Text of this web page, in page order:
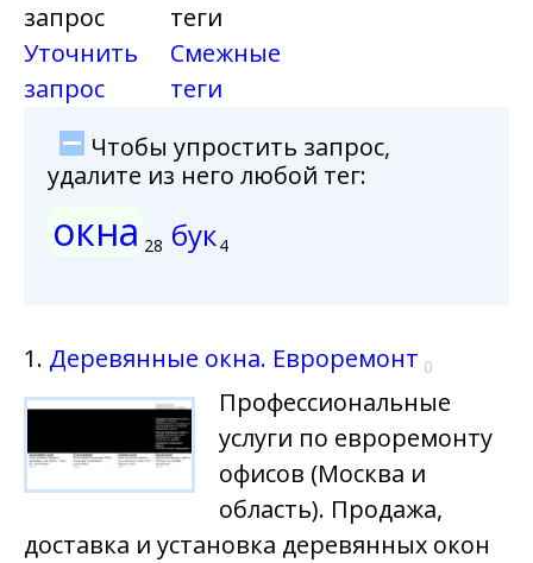
запрос
Уточнить
запрос
теги
Смежные
теги
Чтобы упростить запрос,
удалите из него любой тег:
окна 28 бук4
1. Деревянные окна. Евроремонт 0
Профессиональные
услуги по евроремонту
офисов (Москва и
область). Продажа,
доставка и установка деревянных окон